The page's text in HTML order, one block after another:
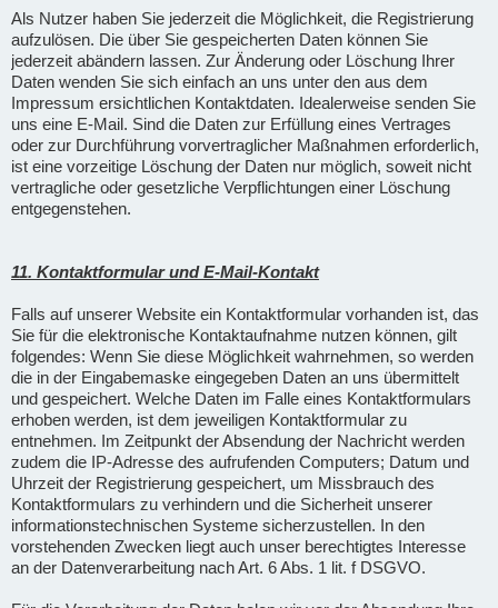
Als Nutzer haben Sie jederzeit die Möglichkeit, die Registrierung
aufzulösen. Die über Sie gespeicherten Daten können Sie
jederzeit abändern lassen. Zur Änderung oder Löschung Ihrer
Daten wenden Sie sich einfach an uns unter den aus dem
Impressum ersichtlichen Kontaktdaten. Idealerweise senden Sie
uns eine E-Mail. Sind die Daten zur Erfüllung eines Vertrages
oder zur Durchführung vorvertraglicher Maßnahmen erforderlich,
ist eine vorzeitige Löschung der Daten nur möglich, soweit nicht
vertragliche oder gesetzliche Verpflichtungen einer Löschung
entgegenstehen.
11. Kontaktformular und E-Mail-Kontakt
Falls auf unserer Website ein Kontaktformular vorhanden ist, das
Sie für die elektronische Kontaktaufnahme nutzen können, gilt
folgendes: Wenn Sie diese Möglichkeit wahrnehmen, so werden
die in der Eingabemaske eingegeben Daten an uns übermittelt
und gespeichert. Welche Daten im Falle eines Kontaktformulars
erhoben werden, ist dem jeweiligen Kontaktformular zu
entnehmen. Im Zeitpunkt der Absendung der Nachricht werden
zudem die IP-Adresse des aufrufenden Computers; Datum und
Uhrzeit der Registrierung gespeichert, um Missbrauch des
Kontaktformulars zu verhindern und die Sicherheit unserer
informationstechnischen Systeme sicherzustellen. In den
vorstehenden Zwecken liegt auch unser berechtigtes Interesse
an der Datenverarbeitung nach Art. 6 Abs. 1 lit. f DSGVO.